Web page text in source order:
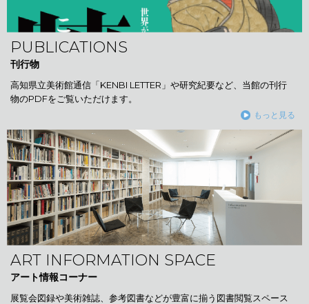
PUBLICATIONS
刊行物
高知県立美術館通信「KENBI LETTER」や研究紀要など、当館の刊行
物のPDFをご覧いただけます。
もっと見る
ART INFORMATION SPACE
アート情報コーナー
展覧会図録や美術雑誌、参考図書などが豊富に揃う図書閲覧スペース